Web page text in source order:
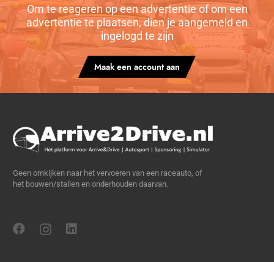
Om te reageren op een advertentie of om een
advertentie te plaatsen, dien je aangemeld en
ingelogd te zijn
Maak een account aan
Geen omkijken naar het vervoeren van een raceauto, of
het bouwen/stallen en onderhouden daarvan.